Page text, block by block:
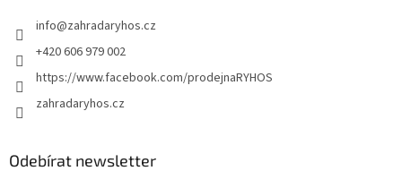
info@zahradaryhos.cz
+420 606 979 002
https://www.facebook.com/prodejnaRYHOS
zahradaryhos.cz
Odebírat newsletter